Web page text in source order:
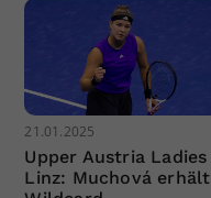
21.01.2025
Upper Austria Ladies
Linz: Muchová erhält